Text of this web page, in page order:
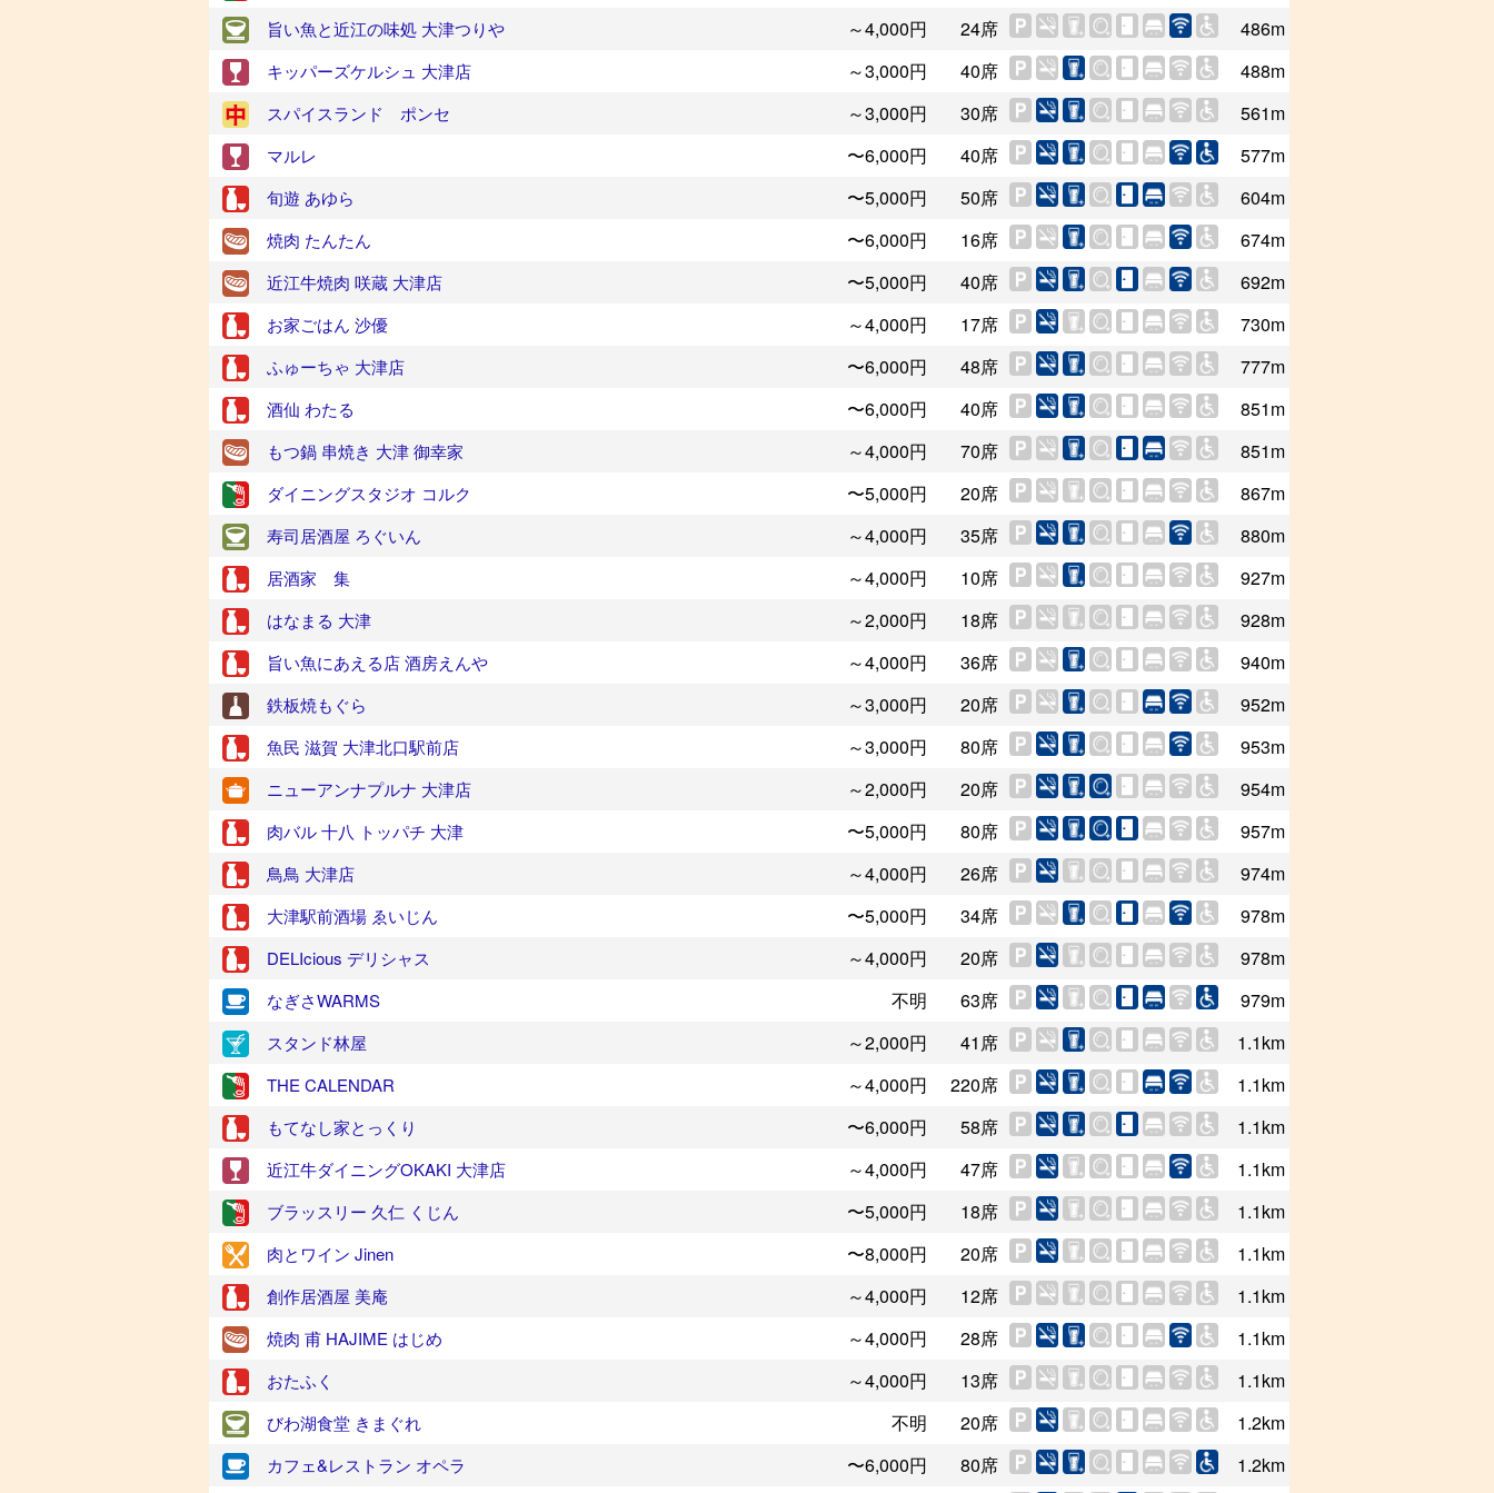
旨い魚と近江の味処 大津つりや ～4,000円 24席 486m
キッパーズケルシュ 大津店 ～3,000円 40席 488m
スパイスランド ポンセ ～3,000円 30席 561m
マルレ 〜6,000円 40席 577m
旬遊 あゆら 〜5,000円 50席 604m
焼肉 たんたん 〜6,000円 16席 674m
近江牛焼肉 咲蔵 大津店 〜5,000円 40席 692m
お家ごはん 沙優 ～4,000円 17席 730m
ふゅーちゃ 大津店 〜6,000円 48席 777m
酒仙 わたる 〜6,000円 40席 851m
もつ鍋 串焼き 大津 御幸家 ～4,000円 70席 851m
ダイニングスタジオ コルク 〜5,000円 20席 867m
寿司居酒屋 ろぐいん ～4,000円 35席 880m
居酒家 集 ～4,000円 10席 927m
はなまる 大津 ～2,000円 18席 928m
旨い魚にあえる店 酒房えんや ～4,000円 36席 940m
鉄板焼もぐら ～3,000円 20席 952m
魚民 滋賀 大津北口駅前店 ～3,000円 80席 953m
ニューアンナプルナ 大津店 ～2,000円 20席 954m
肉バル 十八 トッパチ 大津 〜5,000円 80席 957m
鳥鳥 大津店 ～4,000円 26席 974m
大津駅前酒場 ゑいじん 〜5,000円 34席 978m
DELIcious デリシャス ～4,000円 20席 978m
なぎさWARMS 不明 63席 979m
スタンド林屋 ～2,000円 41席 1.1km
THE CALENDAR ～4,000円 220席 1.1km
もてなし家とっくり 〜6,000円 58席 1.1km
近江牛ダイニングOKAKI 大津店 ～4,000円 47席 1.1km
ブラッスリー 久仁 くじん 〜5,000円 18席 1.1km
肉とワイン Jinen 〜8,000円 20席 1.1km
創作居酒屋 美庵 ～4,000円 12席 1.1km
焼肉 甫 HAJIME はじめ ～4,000円 28席 1.1km
おたふく ～4,000円 13席 1.1km
びわ湖食堂 きまぐれ 不明 20席 1.2km
カフェ&レストラン オペラ 〜6,000円 80席 1.2km